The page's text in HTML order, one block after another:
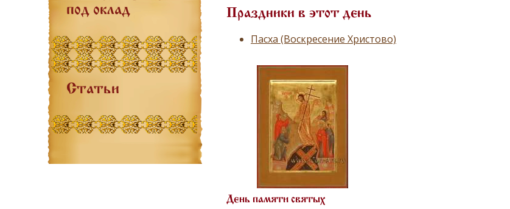
под оклад
Статьи
Праздники в этот день
Пасха (Воскресение Христово)
День памяти святых